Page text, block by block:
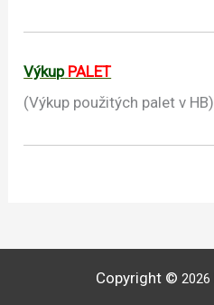
Výkup PALET
(Výkup použitých palet v HB)
Copyright © 2026